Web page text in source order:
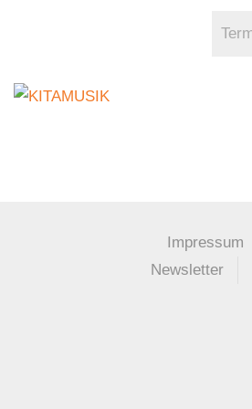
Impressum
Newsletter